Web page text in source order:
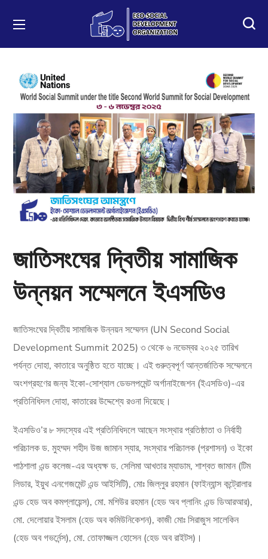
জাতিসংঘের দ্বিতীয় সামাজিক
উন্নয়ন সম্মেলনে ইএসডিও
জাতিসংঘের দ্বিতীয় সামাজিক উন্নয়ন সম্মেলন (UN Second Social
Development Summit 2025) ৩ থেকে ৬ নভেম্বর ২০২৫ তারিখ
পর্যন্ত দোহা, কাতারে অনুষ্ঠিত হতে যাচ্ছে। এই গুরুত্বপূর্ণ আন্তর্জাতিক সম্মেলনে
অংশগ্রহণের জন্য ইকো-সোশ্যাল ডেভলপমেন্ট অর্গানাইজেশন (ইএসডিও)-এর
প্রতিনিধিদল দোহা, কাতারের উদ্দেশ্যে রওনা দিয়েছে।
ইএসডিও’র ৮ সদস্যের এই প্রতিনিধিদলে আছেন সংস্থার প্রতিষ্ঠাতা ও নির্বাহী
পরিচালক ড. মুহম্মদ শহীদ উজ জামান স্যার, সংস্থার পরিচালক (প্রশাসন) ও ইকো
পাঠশালা এন্ড কলেজ-এর অধ্যক্ষ ড. সেলিমা আখতার ম্যাডাম, শাশ্বত জামান (টিম
লিডার, ইয়ুথ এনগেজমেন্ট এন্ড আইসিটি), মোঃ জিল্লুর রহমান (ফাইন্যান্স কন্ট্রোলার
এন্ড হেড অব কমপ্লায়েন্স), মো. মশিউর রহমান (হেড অব প্লানিং এন্ড ডিআরআর),
মো. দেলোয়ার ইসলাম (হেড অব কমিউনিকেশন), কাজী মোঃ সিরাজুস সালেকিন
(হেড অব গভর্নেন্স), মো. তোফাজ্জল হোসেন (হেড অব রাইটস)।